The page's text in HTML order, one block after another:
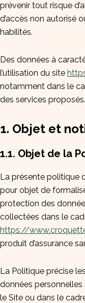
prévenir tout risque
d’accès non autorisé
habilités.
Des données à
l’utilisation du site
notamment dans le
des services proposés.
1. Objet et
1.1. Objet de la
La présente politique
pour objet de
protection des
collectées dans le
https://
produit d’assurance
La Politique précise
données
le Site ou dans le